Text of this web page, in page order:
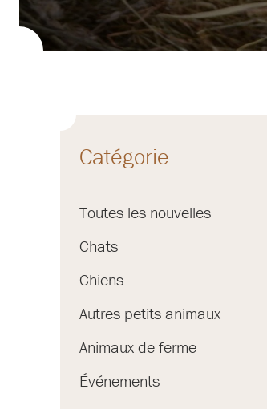
Catégorie
Toutes les nouvelles
Chats
Chiens
Autres petits animaux
Animaux de ferme
Événements